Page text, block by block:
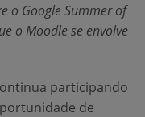
o Google Summer of
o Moodle se envolve
participando
de